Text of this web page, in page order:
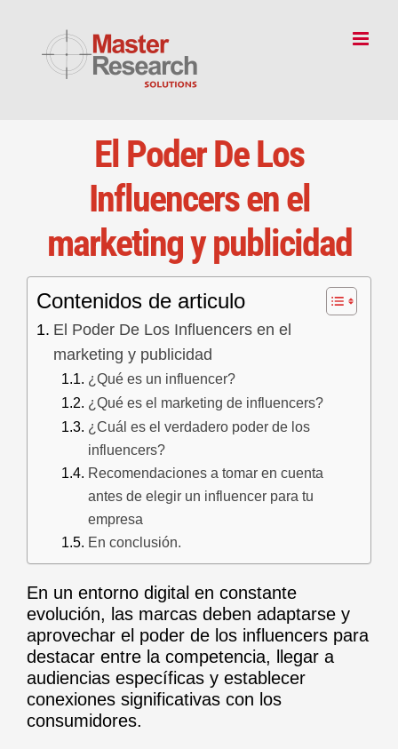
content
El Poder De Los
Influencers en el
marketing y publicidad
Contenidos de articulo
El Poder De Los Influencers en el
marketing y publicidad
¿Qué es un influencer?
¿Qué es el marketing de influencers?
¿Cuál es el verdadero poder de los
influencers?
Recomendaciones a tomar en cuenta
antes de elegir un influencer para tu
empresa
En conclusión.
En un entorno digital en constante
evolución, las marcas deben adaptarse y
aprovechar el poder de los influencers para
destacar entre la competencia, llegar a
audiencias específicas y establecer
conexiones significativas con los
consumidores.